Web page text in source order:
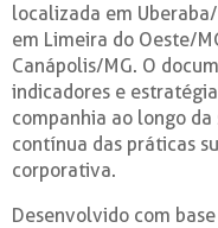
localizada em Uberaba/
em Limeira do Oeste/
Canápolis/MG. O
indicadores e
companhia ao longo
contínua das práticas
corporativa.
Desenvolvido com